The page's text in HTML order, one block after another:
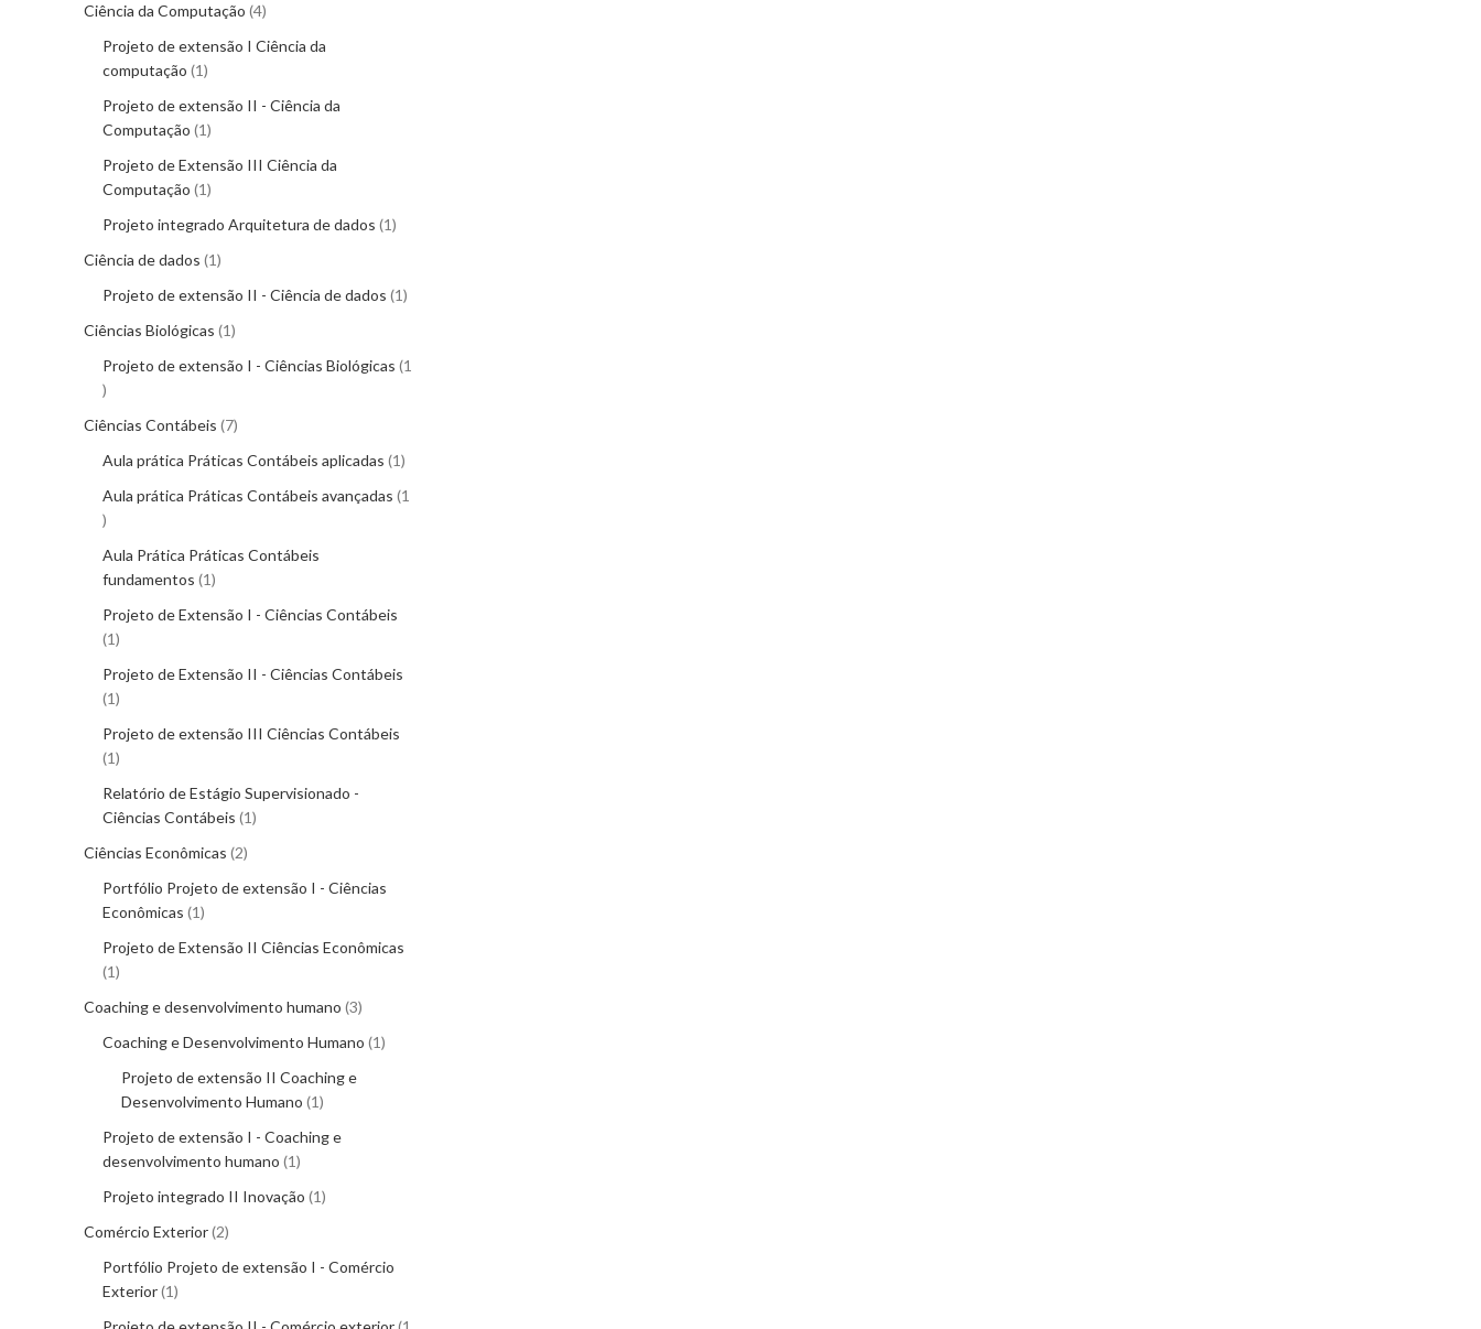
Ciência da Computação 4
Projeto de extensão I Ciência da
computação 1
Projeto de extensão II - Ciência da
Computação 1
Projeto de Extensão III Ciência da
Computação 1
Projeto integrado Arquitetura de dados 1
Ciência de dados 1
Projeto de extensão II - Ciência de dados 1
Ciências Biológicas 1
Projeto de extensão I - Ciências Biológicas 1
Ciências Contábeis 7
Aula prática Práticas Contábeis aplicadas 1
Aula prática Práticas Contábeis avançadas 1
Aula Prática Práticas Contábeis
fundamentos 1
Projeto de Extensão I - Ciências Contábeis
1
Projeto de Extensão II - Ciências Contábeis
1
Projeto de extensão III Ciências Contábeis
1
Relatório de Estágio Supervisionado -
Ciências Contábeis 1
Ciências Econômicas 2
Portfólio Projeto de extensão I - Ciências
Econômicas 1
Projeto de Extensão II Ciências Econômicas
1
Coaching e desenvolvimento humano 3
Coaching e Desenvolvimento Humano 1
Projeto de extensão II Coaching e
Desenvolvimento Humano 1
Projeto de extensão I - Coaching e
desenvolvimento humano 1
Projeto integrado II Inovação 1
Comércio Exterior 2
Portfólio Projeto de extensão I - Comércio
Exterior 1